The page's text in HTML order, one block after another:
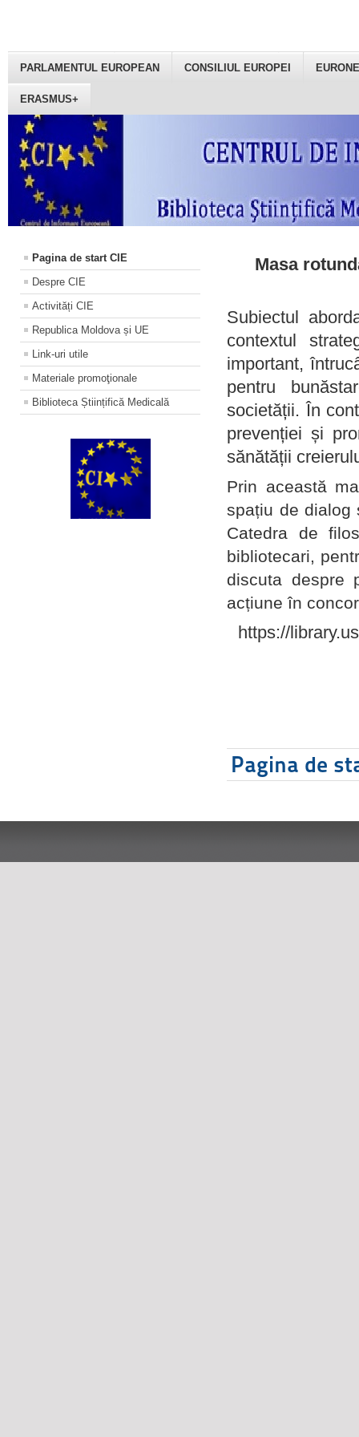
PARLAMENTUL EUROPEAN CONSILIUL EUROPEI
ERASMUS+
Pagina de start CIE
Despre CIE
Activități CIE
Republica Moldova și UE
Link-uri utile
Materiale promoţionale
Biblioteca Științifică Medicală
Masa
Subiectul
contextul
important,
pentru
societății. În
prevenției și
sănătății
Prin această
spațiu de dialog
Catedra de
bibliotecari,
discuta despre
acțiune în
https://
Pagina de